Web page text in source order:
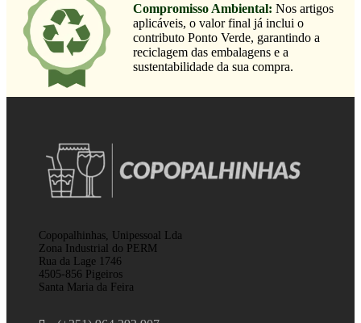
Compromisso Ambiental: Nos artigos
aplicáveis, o valor final já inclui o
contributo Ponto Verde, garantindo a
reciclagem das embalagens e a
sustentabilidade da sua compra.
Copopalhinhas, Unipessoal Lda
Zona Industrial do PERM
Rua da Lage 1746
4505-856 Pigeiros
Santa Maria da Feira